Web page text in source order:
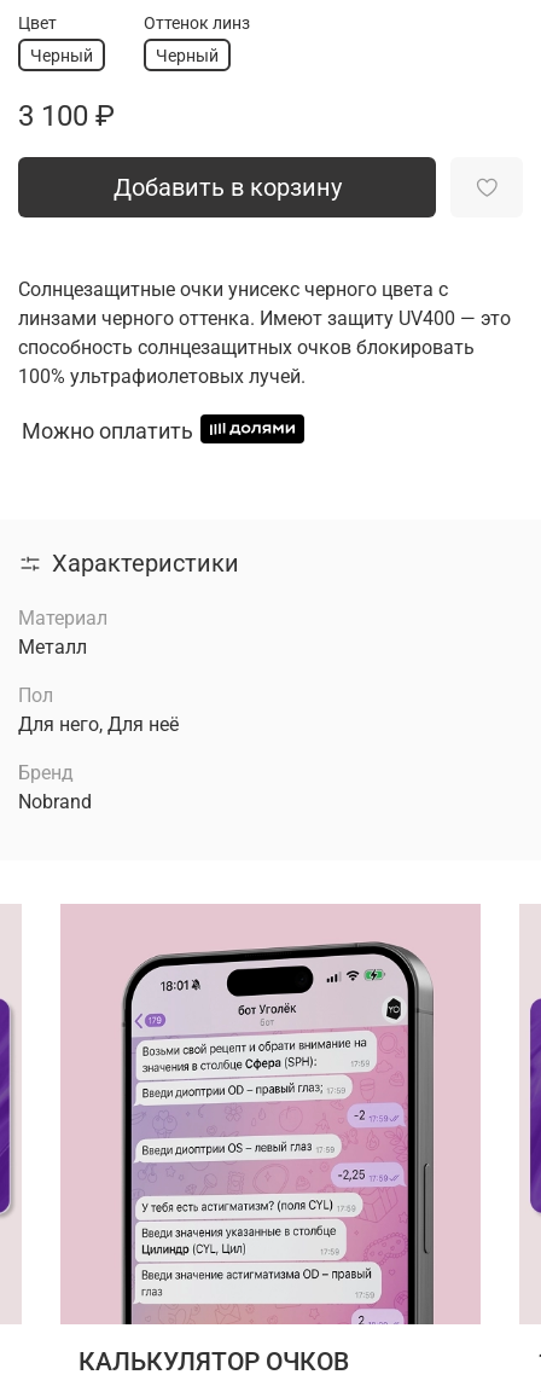
Цвет
Черный
Оттенок линз
Черный
3 100 ₽
Добавить в корзину
Солнцезащитные очки унисекс черного цвета с
линзами черного оттенка. Имеют защиту UV400 — это
способность солнцезащитных очков блокировать
100% ультрафиолетовых лучей.
Можно оплатить
Характеристики
Материал
Металл
Пол
Для него, Для неё
Бренд
Nobrand
КАЛЬКУЛЯТОР ОЧКОВ